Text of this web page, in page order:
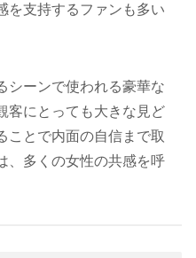
を支持するファンも多い
シーンで使われる豪華な
客にとっても大きな見ど
ことで内面の自信まで取
、多くの女性の共感を呼